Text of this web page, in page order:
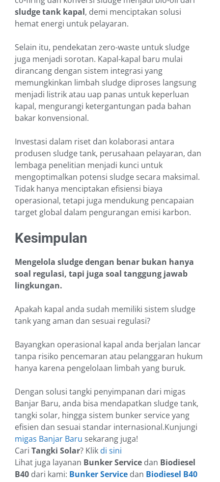
sludge tank kapal, demi menciptakan solusi
hemat energi untuk pelayaran.
Selain itu, pendekatan zero-waste untuk sludge
juga menjadi sorotan. Kapal-kapal baru mulai
dirancang dengan sistem integrasi yang
memungkinkan limbah sludge diproses langsung
menjadi listrik atau uap panas untuk keperluan
kapal, mengurangi ketergantungan pada bahan
bakar konvensional.
Investasi dalam riset dan kolaborasi antara
produsen sludge tank, perusahaan pelayaran, dan
lembaga penelitian menjadi kunci untuk
mengoptimalkan potensi sludge secara maksimal.
Tidak hanya menciptakan efisiensi biaya
operasional, tetapi juga mendukung pencapaian
target global dalam pengurangan emisi karbon.
Kesimpulan
Mengelola sludge dengan benar bukan hanya
soal regulasi, tapi juga soal tanggung jawab
lingkungan.
Apakah kapal anda sudah memiliki sistem sludge
tank yang aman dan sesuai regulasi?
Bayangkan operasional kapal anda berjalan lancar
tanpa risiko pencemaran atau pelanggaran hukum
hanya karena pengelolaan limbah yang buruk.
Dengan solusi tangki penyimpanan dari migas
Banjar Baru, anda bisa mendapatkan sludge tank,
tangki solar, hingga sistem bunker service yang
efisien dan sesuai standar internasional.Kunjungi
migas Banjar Baru sekarang juga!
Cari Tangki Solar? Klik di sini
Lihat juga layanan Bunker Service dan Biodiesel
B40 dari kami: Bunker Service dan Biodiesel B40